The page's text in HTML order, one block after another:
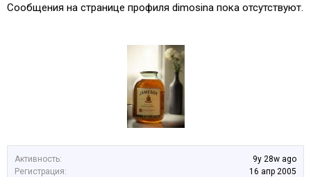
Активность:
9y 28w ago
Регистрация:
16 апр 2005
Сообщения на странице профиля dimosina пока отсутствуют.